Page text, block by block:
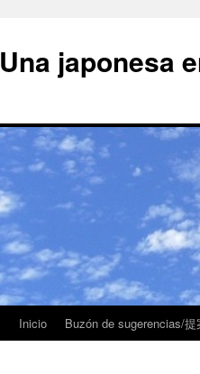
Una japonesa
Inicio Buzón de sugerencias/提